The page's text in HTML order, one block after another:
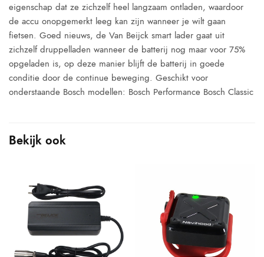
eigenschap dat ze zichzelf heel langzaam ontladen, waardoor
de accu onopgemerkt leeg kan zijn wanneer je wilt gaan
fietsen. Goed nieuws, de Van Beijck smart lader gaat uit
zichzelf druppelladen wanneer de batterij nog maar voor 75%
opgeladen is, op deze manier blijft de batterij in goede
conditie door de continue beweging. Geschikt voor
onderstaande Bosch modellen: Bosch Performance Bosch Classic
Bekijk ook